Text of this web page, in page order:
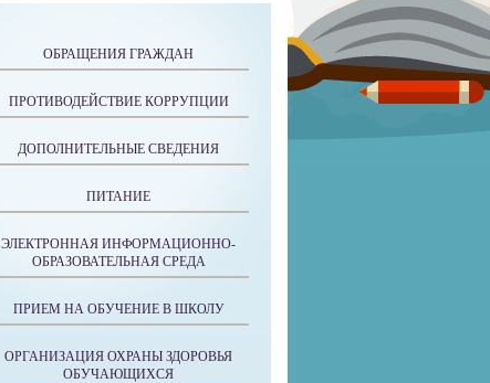
ОБРАЩЕНИЯ ГРАЖДАН
ПРОТИВОДЕЙСТВИЕ КОРРУПЦИИ
ДОПОЛНИТЕЛЬНЫЕ СВЕДЕНИЯ
ПИТАНИЕ
ЭЛЕКТРОННАЯ ИНФОРМАЦИОННО-
ОБРАЗОВАТЕЛЬНАЯ СРЕДА
ПРИЕМ НА ОБУЧЕНИЕ В ШКОЛУ
ОРГАНИЗАЦИЯ ОХРАНЫ ЗДОРОВЬЯ
ОБУЧАЮЩИХСЯ